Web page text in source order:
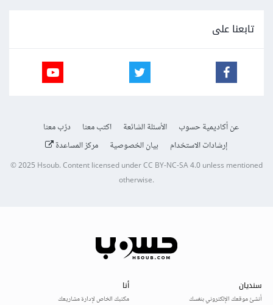
تابعنا على
عن أكاديمية حسوب الأسئلة الشائعة اكتب معنا
درّب معنا
إرشادات الاستخدام
بيان الخصوصية مركز المساعدة
© 2025Hsoub.Content licensed underCC BY-NC-SA 4.0unless mentioned
otherwise.